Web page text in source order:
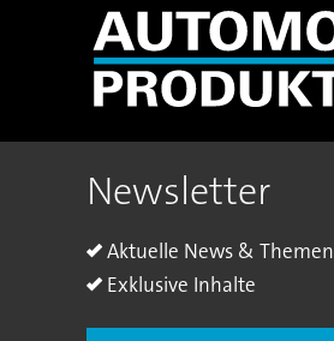
Newsletter
Aktuelle News & Themen
Exklusive Inhalte